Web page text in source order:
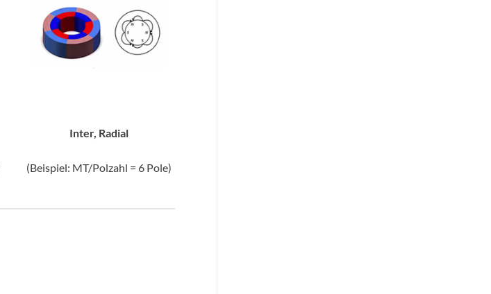
Inter, Radial
(Beispiel: MT/Polzahl = 6 Pole)